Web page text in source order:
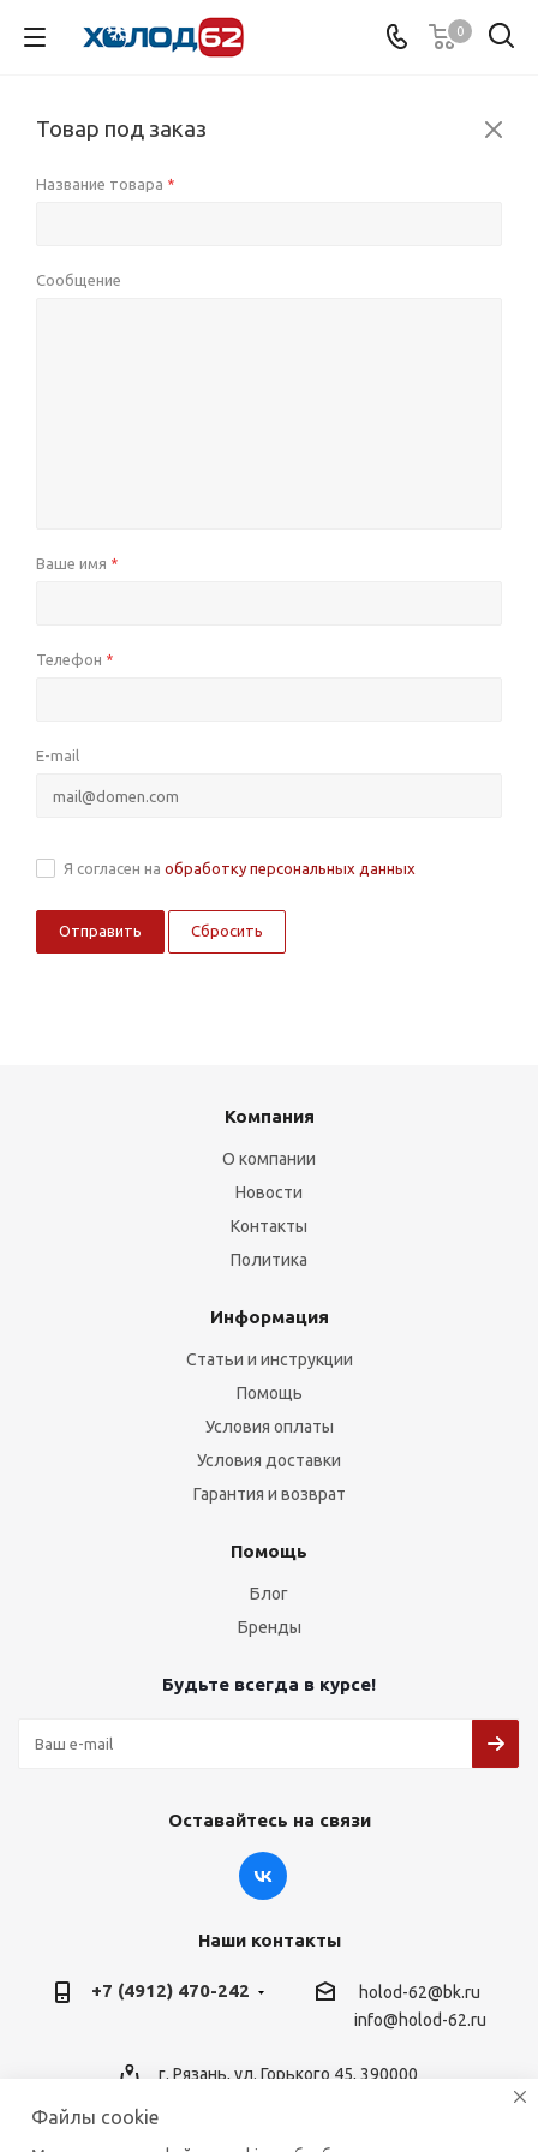
0
Товар под заказ
Название товара *
Сообщение
Ваше имя *
Телефон *
E-mail
Я согласен на обработку персональных данных
Сбросить
Компания
О компании
Новости
Контакты
Политика
Информация
Статьи и инструкции
Помощь
Условия оплаты
Условия доставки
Гарантия и возврат
Помощь
Блог
Бренды
Будьте всегда в курсе!
Оставайтесь на связи
Наши контакты
+7 (4912) 470-242
holod-62@bk.ru
info@holod-62.ru
г. Рязань, ул. Горького 45, 390000
Файлы cookie